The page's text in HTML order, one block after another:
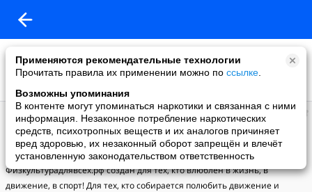
Применяются рекомендательные технологии
Прочитать правила их применении можно по ссылке
Возможны упоминания
В контенте могут упоминаться наркотики и связанная с ними
информация. Незаконное потребление наркотических
средств, психотропных веществ и их аналогов причиняет
вред здоровью, их незаконный оборот запрещён и влечёт
установленную законодательством ответственность
Физкультура для всех
добавил видео
25.07.2022
0.1 Возраст не главное
Физкультурадлявсех.рф создан для тех, кто влюблен в жизнь, в
движение, в спорт! Для тех, кто собирается полюбить движение и